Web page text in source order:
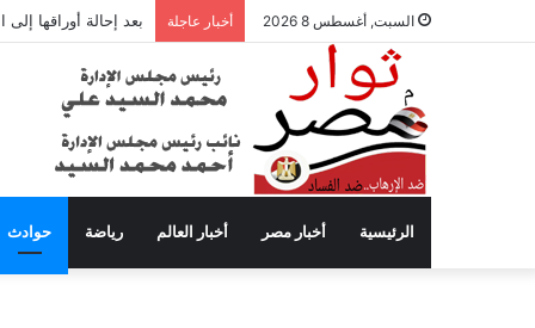
السبت, أغسطس 8 2026 أخبار عاجلة بعد إحالة أوراقها
الرئيسية أخبار مصر أخبار العالم رياضة حوادث